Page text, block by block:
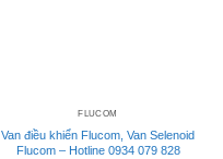
FLUCOM
Van điều khiển Flucom, Van Selenoid
Flucom – Hotline 0934 079 828